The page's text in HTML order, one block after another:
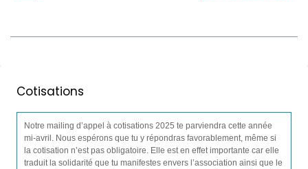
Cotisations
Notre mailing d’appel à cotisations 2025 te parviendra cette année
mi-avril. Nous espérons que tu y répondras favorablement, même si
la cotisation n’est pas obligatoire. Elle est en effet importante car elle
traduit la solidarité que tu manifestes envers l’association ainsi que le